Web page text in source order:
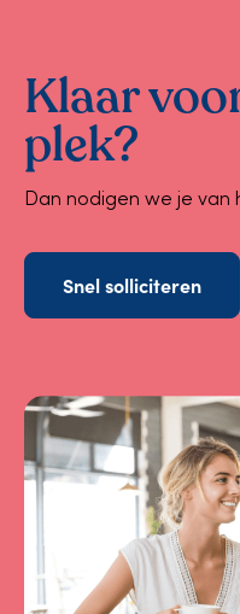
Klaar
plek?
Dan nodigen we je van
Snel solliciteren